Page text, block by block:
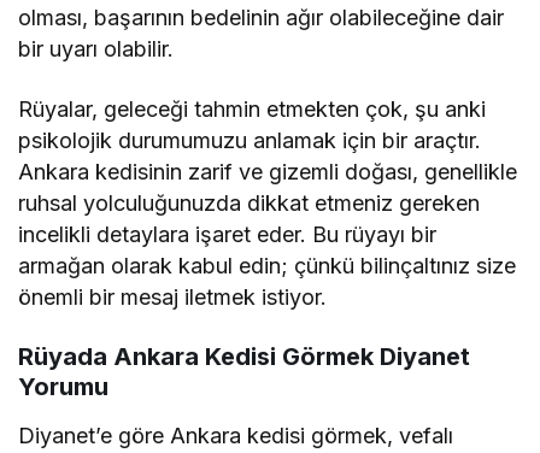
olması, başarının bedelinin ağır olabileceğine dair
bir uyarı olabilir.
Rüyalar, geleceği tahmin etmekten çok, şu anki
psikolojik durumumuzu anlamak için bir araçtır.
Ankara kedisinin zarif ve gizemli doğası, genellikle
ruhsal yolculuğunuzda dikkat etmeniz gereken
incelikli detaylara işaret eder. Bu rüyayı bir
armağan olarak kabul edin; çünkü bilinçaltınız size
önemli bir mesaj iletmek istiyor.
Rüyada Ankara Kedisi Görmek Diyanet
Yorumu
Diyanet’e göre Ankara kedisi görmek, vefalı